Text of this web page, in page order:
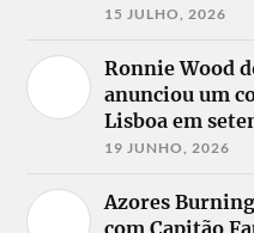
15 JULHO, 2026
Ronnie Wood
anunciou um
Lisboa em
19 JUNHO, 2026
Azores
com Capitão